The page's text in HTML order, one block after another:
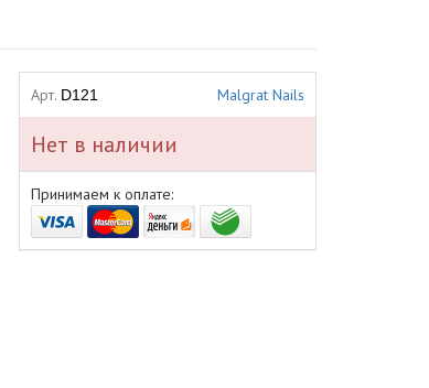
Арт. D121 Malgrat Nails
Нет в наличии
Принимаем к оплате: